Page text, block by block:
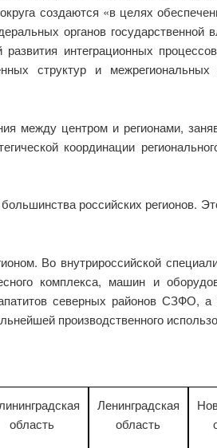
создаются «в целях
органов государственной
интеграционных
структур и межрегиональных
между центром и регионами,
координации
российских регионов.
Во внутрироссийской
комплекса, машин и
северных районов СЗФО, а
производственного
область
Ленинградская
область